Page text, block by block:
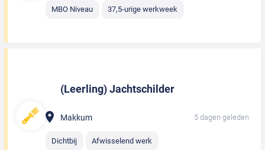
MBO Niveau 37,5-urige werkweek
(Leerling) Jachtschilder
Makkum 5 dagen geleden
Dichtbij Afwisselend werk